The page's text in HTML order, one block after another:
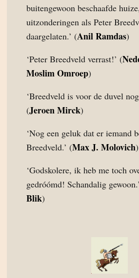
buitengewoon beschaafde
uitzonderingen als Peter
daargelaten.’ (Anil Ramdas)
‘Peter Breedveld verrast!’ (
Moslim Omroep)
‘Breedveld is voor de duvel
(Jeroen Mirck)
‘Nog een geluk dat er iemand
Breedveld.’ (Max J. Molovich)
‘Godskolere, ik heb me toch
gedróómd! Schandalig
Blik)